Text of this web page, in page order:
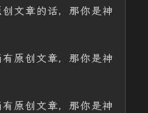
章的话，那你是神
创文章，那你是神
创文章，那你是神